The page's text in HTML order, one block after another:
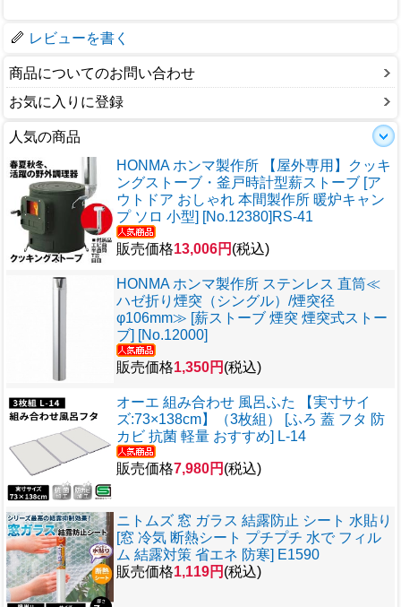
レビューを書く
商品についてのお問い合わせ
お気に入りに登録
人気の商品
HONMA ホンマ製作所 【屋外専用】クッキ
ングストーブ・釜戸時計型薪ストーブ [ア
ウトドア おしゃれ 本間製作所 暖炉キャン
プ ソロ 小型] [No.12380]RS-41
販売価格13,006円 (税込)
HONMA ホンマ製作所 ステンレス 直筒≪
ハゼ折り煙突（シングル）/煙突径
φ106mm≫ [薪ストーブ 煙突 煙突式ストー
ブ] [No.12000]
販売価格1,350円 (税込)
オーエ 組み合わせ 風呂ふた 【実寸サイ
ズ:73×138cm】（3枚組） [ふろ 蓋 フタ 防
カビ 抗菌 軽量 おすすめ] L-14
販売価格7,980円 (税込)
ニトムズ 窓 ガラス 結露防止 シート 水貼り
[窓 冷気 断熱シート プチプチ 水で フィル
ム 結露対策 省エネ 防寒] E1590
販売価格1,119円 (税込)